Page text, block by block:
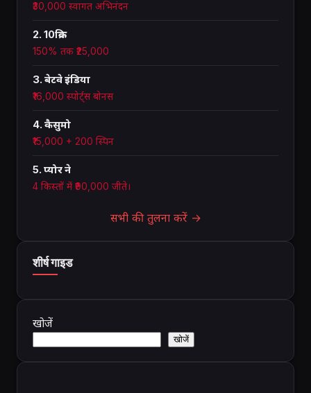
₹30,000 स्वागत अभिनंदन
2. 10क्रिक
150% तक ₹25,000
3. बेटवे इंडिया
₹16,000 स्पोर्ट्स बोनस
4. कैसुमो
₹15,000 + 200 स्पिन
5. प्योर ने
4 किस्तों में ₹90,000 जीते।
सभी की तुलना करें →
शीर्ष गाइड
खोजें
खोजें